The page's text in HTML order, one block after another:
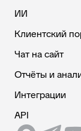
ИИ
Клиентский
Чат на сайт
Отчёты и
Интеграции
API